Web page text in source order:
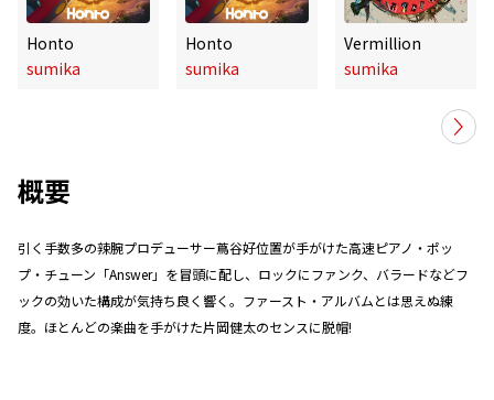
Honto
sumika
Honto
sumika
Vermillion
sumika
概要
引く手数多の辣腕プロデューサー蔦谷好位置が手がけた高速ピアノ・ポッ
プ・チューン「Answer」を冒頭に配し、ロックにファンク、バラードなどフ
ックの効いた構成が気持ち良く響く。ファースト・アルバムとは思えぬ練
度。ほとんどの楽曲を手がけた片岡健太のセンスに脱帽!